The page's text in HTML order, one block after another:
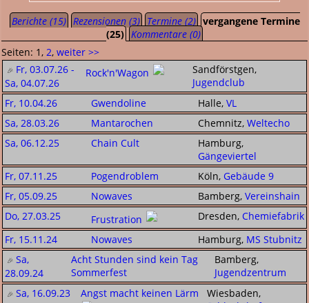
Berichte (15) Rezensionen (3) Termine (2) vergangene Termine
(25) Kommentare (0)
Seiten: 1, 2, weiter >>
Fr, 03.07.26 -
Sa, 04.07.26
Rock'n'Wagon
Sandförstgen,
Jugendclub
Fr, 10.04.26
Gwendoline Halle, VL
Sa, 28.03.26
Mantarochen Chemnitz, Weltecho
Sa, 06.12.25
Chain Cult
Hamburg,
Gängeviertel
Fr, 07.11.25
Pogendroblem Köln, Gebäude 9
Fr, 05.09.25
Nowaves Bamberg, Vereinshain
Do, 27.03.25
Frustration Dresden, Chemiefabrik
Fr, 15.11.24
Nowaves Hamburg, MS Stubnitz
Sa,
28.09.24
Acht Stunden sind kein Tag
Sommerfest
Bamberg,
Jugendzentrum
Sa, 16.09.23
Angst macht keinen Lärm
Wiesbaden,